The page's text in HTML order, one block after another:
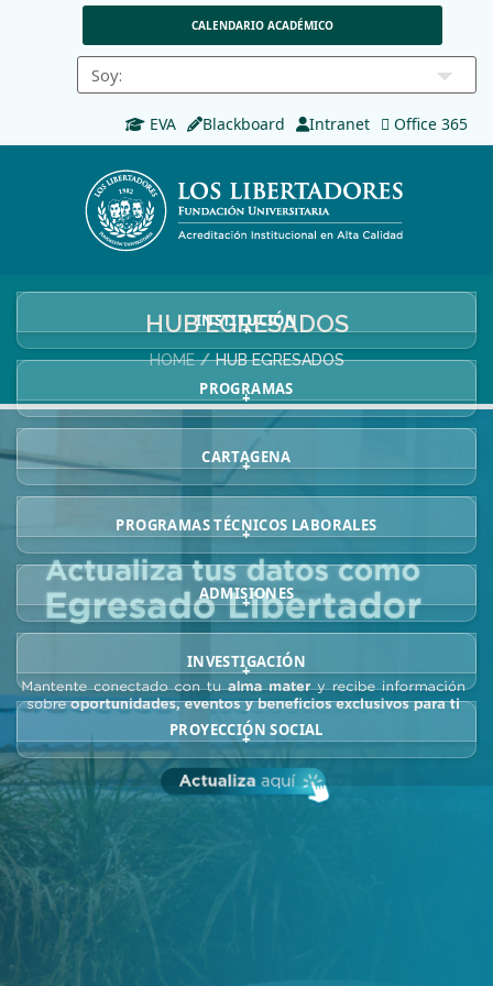
CALENDARIO ACADÉMICO
EVA Blackboard Intranet Office 365
INSTITUCIÓN
+
PROGRAMAS
+
CARTAGENA
+
PROGRAMAS TÉCNICOS LABORALES
+
ADMISIONES
+
INVESTIGACIÓN
+
PROYECCIÓN SOCIAL
+
HUB EGRESADOS
HOME HUB EGRESADOS